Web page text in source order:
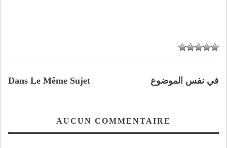
Dans Le Même Sujet في نفس الموضوع
AUCUN COMMENTAIRE